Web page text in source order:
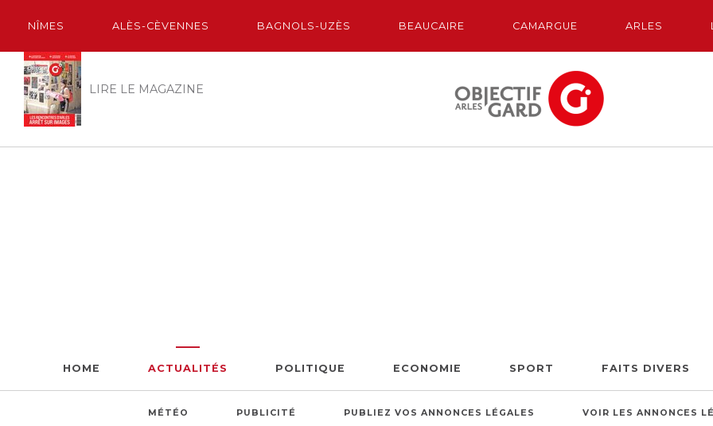
NÎMES ALÈS-CÈVENNES BAGNOLS-UZÈS BEAUCAIRE CAMARGUE ARLES
LIRE LE MAGAZINE
HOME ACTUALITÉS POLITIQUE ECONOMIE SPORT FAITS DIVERS
MÉTÉO PUBLICITÉ PUBLIEZ VOS ANNONCES LÉGALES VOIR LES ANNONCES